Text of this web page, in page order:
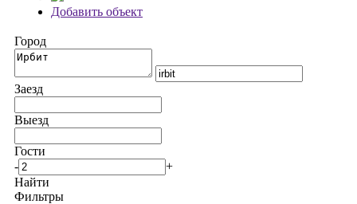
Добавить объект
Город
Заезд
Выезд
Гости
-
+
Найти
Фильтры